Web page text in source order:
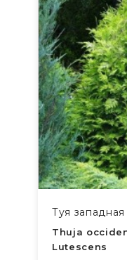
Туя
Thuja
Lutescens